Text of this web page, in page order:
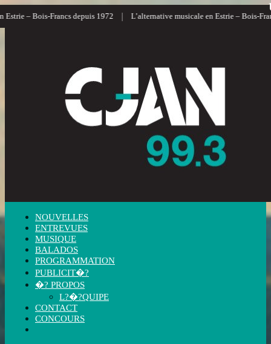
– Bois-Francs depuis 1972 | L’alternative musicale en Estrie – Bois-Francs
NOUVELLES
ENTREVUES
MUSIQUE
BALADOS
PROGRAMMATION
PUBLICIT�?
�? PROPOS
L?�?QUIPE
CONTACT
CONCOURS